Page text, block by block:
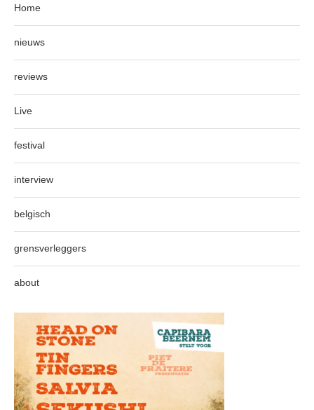
Home
nieuws
reviews
Live
festival
interview
belgisch
grensverleggers
about